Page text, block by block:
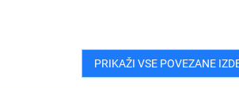
PRIKAŽI VSE POVEZANE